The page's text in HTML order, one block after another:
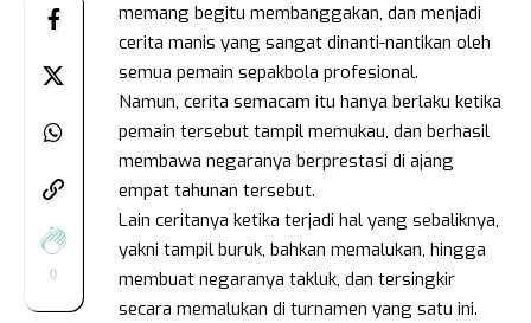
0
memang begitu membanggakan, dan menjadi
cerita manis yang sangat dinanti-nantikan oleh
semua pemain sepakbola profesional.
Namun, cerita semacam itu hanya berlaku ketika
pemain tersebut tampil memukau, dan berhasil
membawa negaranya berprestasi di ajang
empat tahunan tersebut.
Lain ceritanya ketika terjadi hal yang sebaliknya,
yakni tampil buruk, bahkan memalukan, hingga
membuat negaranya takluk, dan tersingkir
secara memalukan di turnamen yang satu ini.